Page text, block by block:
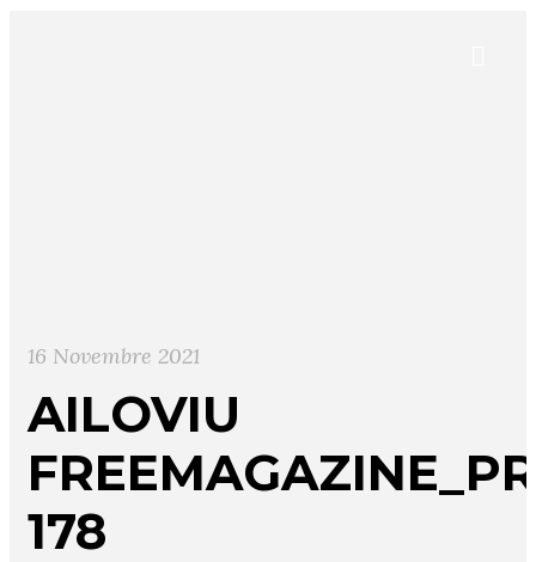
16 Novembre 2021
AILOVIU
178